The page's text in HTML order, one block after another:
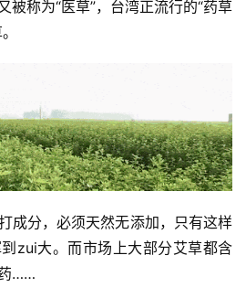
被称为“医草”，台湾正流行的“药草
成分，必须天然无添加，只有这样
zui大。而市场上大部分艾草都含
……